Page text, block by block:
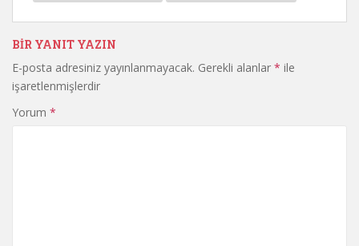
BIR YANIT YAZIN
E-posta adresiniz yayınlanmayacak. Gerekli alanlar * ile
işaretlenmişlerdir
Yorum *